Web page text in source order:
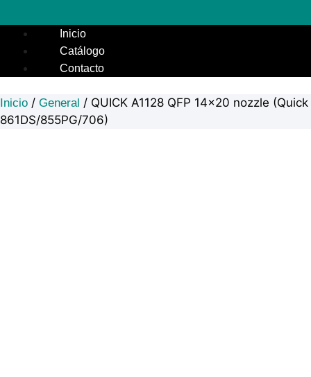
Inicio
Catálogo
Contacto
Inicio / General / QUICK A1128 QFP 14×20 nozzle (Quick
861DS/855PG/706)